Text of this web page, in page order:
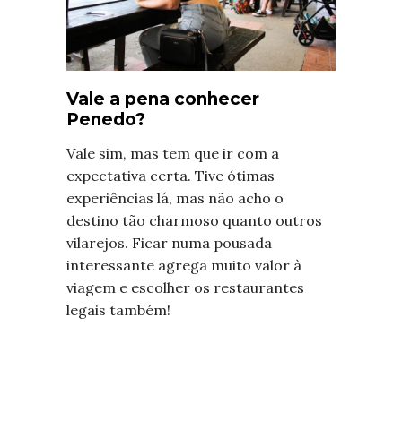
Vale a pena conhecer
Penedo?
Vale sim, mas tem que ir com a
expectativa certa. Tive ótimas
experiências lá, mas não acho o
destino tão charmoso quanto outros
vilarejos. Ficar numa pousada
interessante agrega muito valor à
viagem e escolher os restaurantes
legais também!